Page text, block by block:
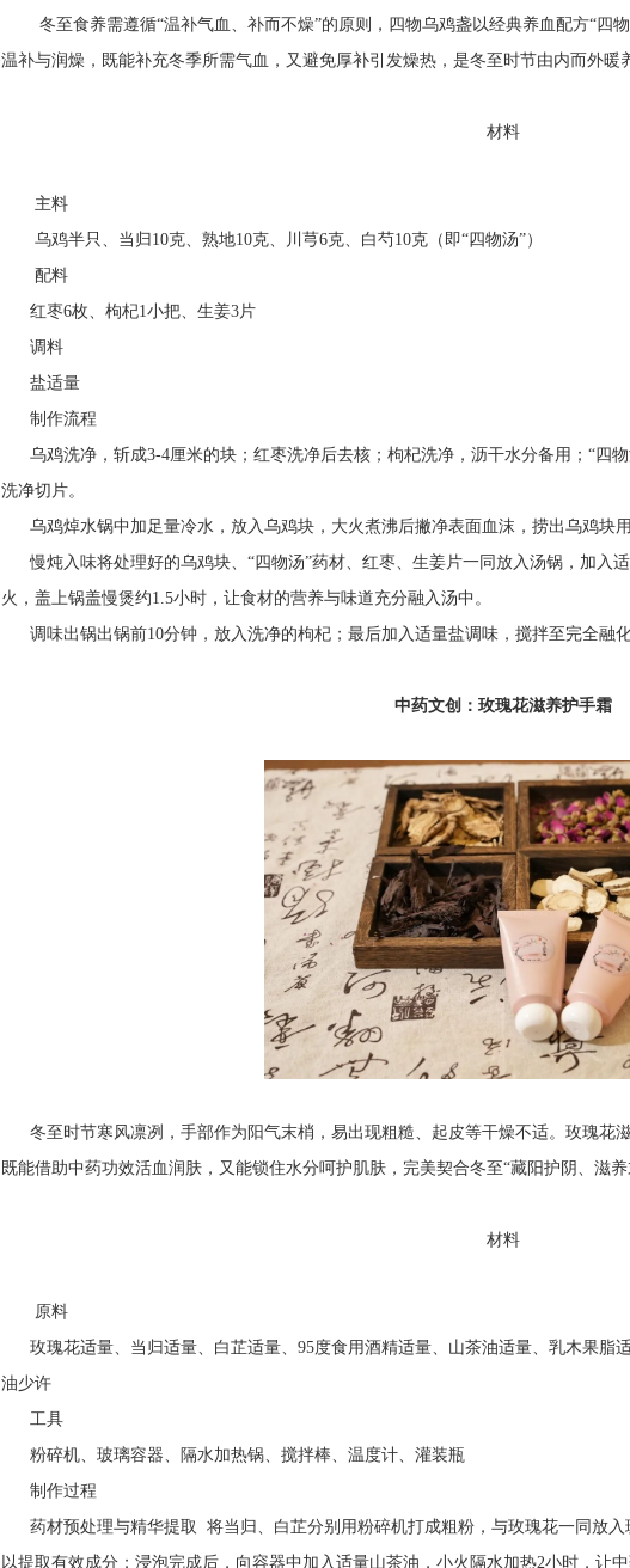
冬至食养需遵循“温补气血、补而不燥”的原则，四物乌鸡盏以经典养血配方“四
温补与润燥，既能补充冬季所需气血，又避免厚补引发燥热，是冬至时节由内而外暖
材料
主料
乌鸡半只、当归10克、熟地10克、川芎6克、白芍10克（即“四物汤”）
配料
红枣6枚、枸杞1小把、生姜3片
调料
盐适量
制作流程
乌鸡洗净，斩成3-4厘米的块；红枣洗净后去核；枸杞洗净，沥干水分备用；“四
洗净切片。
乌鸡焯水锅中加足量冷水，放入乌鸡块，大火煮沸后撇净表面血沫，捞出乌鸡块用
慢炖入味将处理好的乌鸡块、“四物汤”药材、红枣、生姜片一同放入汤锅，加入
火，盖上锅盖慢煲约1.5小时，让食材的营养与味道充分融入汤中。
调味出锅出锅前10分钟，放入洗净的枸杞；最后加入适量盐调味，搅拌至完全融化
中药文创：玫瑰花滋养护手霜
冬至时节寒风凛冽，手部作为阳气末梢，易出现粗糙、起皮等干燥不适。玫瑰花
既能借助中药功效活血润肤，又能锁住水分呵护肌肤，完美契合冬至“藏阳护阴、滋
材料
原料
玫瑰花适量、当归适量、白芷适量、95度食用酒精适量、山茶油适量、乳木果脂
油少许
工具
粉碎机、玻璃容器、隔水加热锅、搅拌棒、温度计、灌装瓶
制作过程
药材预处理与精华提取 将当归、白芷分别用粉碎机打成粗粉，与玫瑰花一同放入
以提取有效成分；浸泡完成后，向容器中加入适量山茶油，小火隔水加热2小时，让